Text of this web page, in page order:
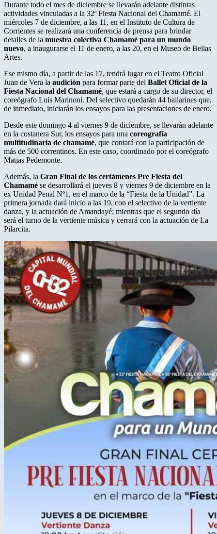
Durante todo el mes de diciembre se llevarán adelante distintas
actividades vinculadas a la 32ª Fiesta Nacional del Chamamé. El
miércoles 7 de diciembre, a las 11, en el Instituto de Cultura de
Corrientes se realizará una conferencia de prensa para brindar
detalles de la muestra colectiva Chamamé para un mundo
nuevo, a inaugurarse el 11 de enero, a las 20, en el Museo de Bellas
Artes.
Ese mismo día, a partir de las 17, tendrá lugar en el Teatro Oficial
Juan de Vera la audición para formar parte del Ballet Oficial de la
Fiesta Nacional del Chamamé, que estará a cargo de su director, el
coreógrafo Luis Marinoni. Del selectivo quedarán 44 bailarines que,
de inmediato, iniciarán los ensayos para las presentaciones de enero.
Desde este domingo 4 al viernes 9 de diciembre, se llevarán adelante
en la costanera Sur, los ensayos para una coreografía
multitudinaria de chamamé, que contará con la participación de
más de 500 correntinos. En este caso, coordinado por el coreógrafo
Matias Pedemonte.
Además, la Gran Final de los certámenes Pre Fiesta del
Chamamé se desarrollará el jueves 8 y viernes 9 de diciembre en la
ex Unidad Penal Nº1, en el marco de la “Fiesta de la Unidad”. La
primera jornada dará inicio a las 19, con el selectivo de la vertiente
danza, y la actuación de Amandayé; mientras que el segundo día
será el turno de la vertiente música y cerrará con la actuación de La
Pilarcita.